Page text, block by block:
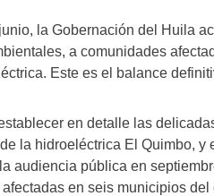
la Gobernación del Huila
a comunidades
Este es el balance
en detalle las
la hidroeléctrica El Quimbo,
audiencia pública en
en seis municipios